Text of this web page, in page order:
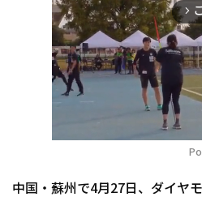
arrow_forward_ios
中国・蘇州で4月27日、ダイヤ